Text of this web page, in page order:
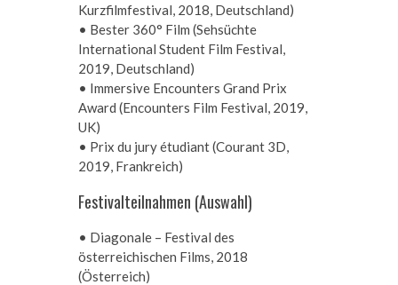
Kurzfilmfestival, 2018, Deutschland)
• Bester 360° Film (Sehsüchte
International Student Film Festival,
2019, Deutschland)
• Immersive Encounters Grand Prix
Award (Encounters Film Festival, 2019,
UK)
• Prix du jury étudiant (Courant 3D,
2019, Frankreich)
Festivalteilnahmen (Auswahl)
• Diagonale – Festival des
österreichischen Films, 2018
(Österreich)